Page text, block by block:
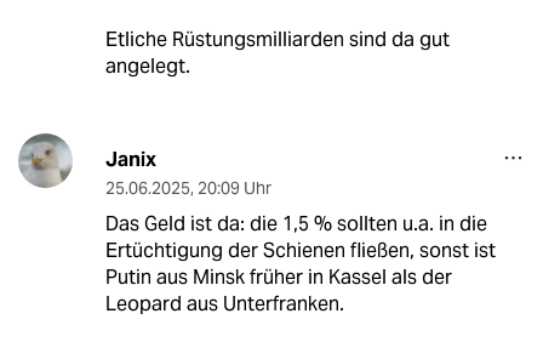
Etliche Rüstungsmilliarden sind da gut
angelegt.
Janix
25.06.2025, 20:09 Uhr
Das Geld ist da: die 1,5 % sollten u.a. in die
Ertüchtigung der Schienen fließen, sonst ist
Putin aus Minsk früher in Kassel als der
Leopard aus Unterfranken.